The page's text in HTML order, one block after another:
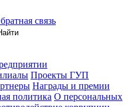
Проекты ГУП
Награды и премии
политика О персональных